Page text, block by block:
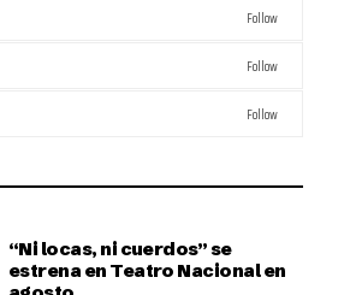
Follow
Follow
Follow
“Ni locas, ni cuerdos” se
estrena en Teatro Nacional en